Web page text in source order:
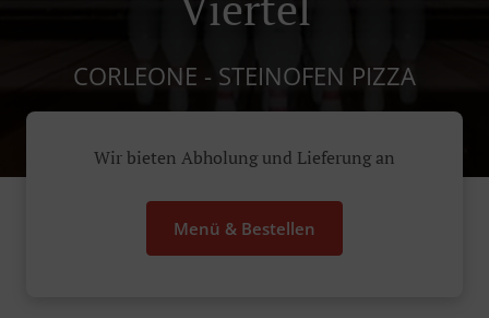
CORLEONE - STEINOFEN PIZZA
Wir bieten Abholung und Lieferung an
Menü & Bestellen